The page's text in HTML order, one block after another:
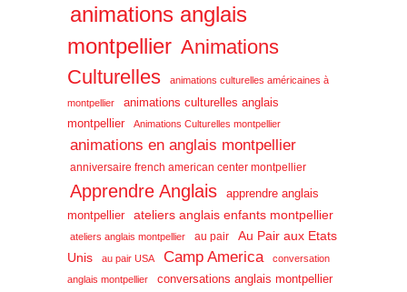
animations anglais
montpellier Animations
Culturelles
animations culturelles américaines à
montpellier
animations culturelles anglais
montpellier
Animations Culturelles montpellier
animations en anglais montpellier
anniversaire french american center montpellier
Apprendre Anglais
apprendre anglais
montpellier
ateliers anglais enfants montpellier
ateliers anglais montpellier au pair
Au Pair aux Etats
Unis
au pair USA Camp America
conversation
anglais montpellier
conversations anglais montpellier